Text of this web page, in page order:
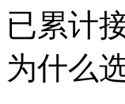
已累计
为什么